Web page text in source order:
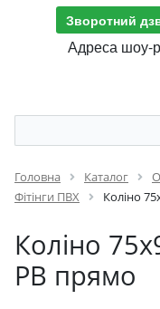
Зворотний
Адреса шоу-
Головна Каталог
Фітінги ПВХ
Коліно
Коліно
РВ прямо